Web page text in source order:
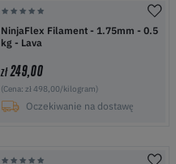
NinjaFlex Filament - 1.75mm - 0.5
kg - Lava
zł249,00
(Cena: zł 498,00/kilogram)
Oczekiwanie na dostawę